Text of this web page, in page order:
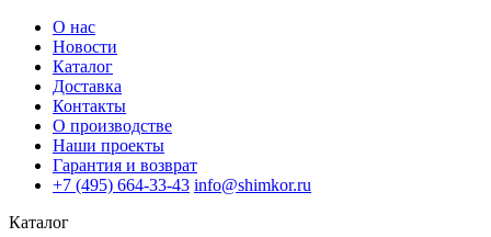
О нас
Новости
Каталог
Доставка
Контакты
О производстве
Наши проекты
Гарантия и возврат
+7 (495) 664-33-43 info@shimkor.ru
Каталог